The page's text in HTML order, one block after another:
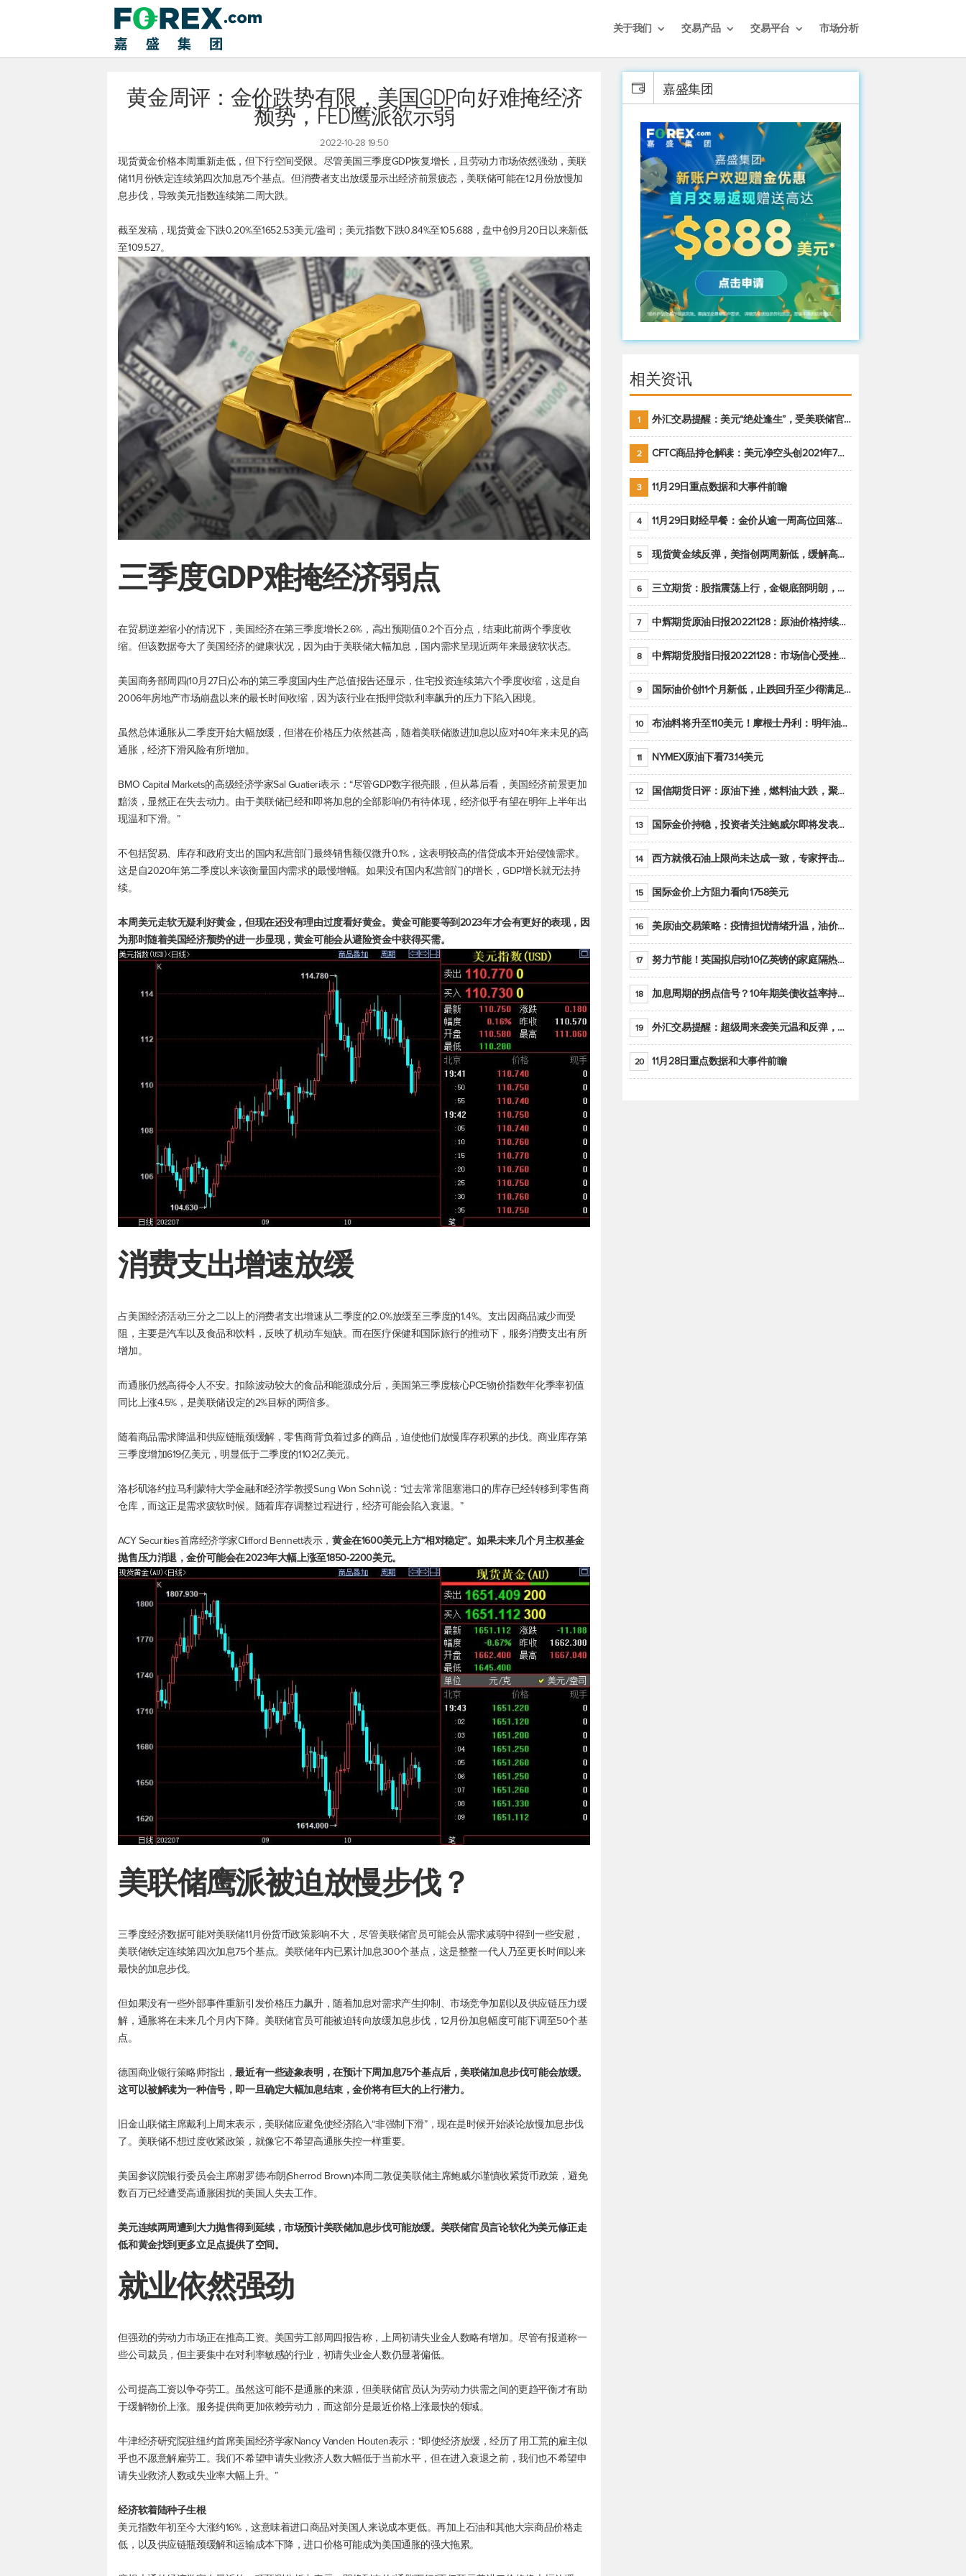
关于我们 交易产品 交易平台 市场分析
黄金周评：金价跌势有限，美国GDP向好难掩经济
颓势，FED鹰派欲示弱
2022-10-28 19:50
现货黄金价格本周重新走低，但下行空间受限。尽管美国三季度GDP恢复增长，且劳动力市场依然强劲，美联
储11月份铁定连续第四次加息75个基点。但消费者支出放缓显示出经济前景疲态，美联储可能在12月份放慢加
息步伐，导致美元指数连续第二周大跌。
截至发稿，现货黄金下跌0.20%至1652.53美元/盎司； 美元指数下跌0.84%至105.688，盘中创9月20日以来新低
至109.527。
三季度GDP难掩经济弱点
在贸易逆差缩小的情况下，美国经济在第三季度增长2.6%，高出预期值0.2个百分点，结束此前两个季度收
缩。但该数据夸大了美国经济的健康状况，因为由于美联储大幅加息，国内需求呈现近两年来最疲软状态。
美国商务部周四(10月27日)公布的第三季度国内生产总值报告还显示，住宅投资连续第六个季度收缩，这是自
2006年房地产市场崩盘以来的最长时间收缩，因为该行业在抵押贷款利率飙升的压力下陷入困境。
虽然总体通胀从二季度开始大幅放缓，但潜在价格压力依然甚高，随着美联储激进加息以应对40年来未见的高
通胀，经济下滑风险有所增加。
BMO Capital Markets的高级经济学家Sal Guatieri表示：“尽管GDP数字很亮眼，但从幕后看，美国经济前景更加
黯淡，显然正在失去动力。由于美联储已经和即将加息的全部影响仍有待体现，经济似乎有望在明年上半年出
现温和下滑。”
不包括贸易、库存和政府支出的国内私营部门最终销售额仅微升0.1%，这表明较高的借贷成本开始侵蚀需求。
这是自2020年第二季度以来该衡量国内需求的最慢增幅。如果没有国内私营部门的增长，GDP增长就无法持
续。
本周美元走软无疑利好黄金，但现在还没有理由过度看好黄金。黄金可能要等到2023年才会有更好的表现，因
为那时随着美国经济颓势的进一步显现，黄金可能会从避险资金中获得买需。
消费支出增速放缓
占美国经济活动三分之二以上的消费者支出增速从二季度的2.0%放缓至三季度的1.4%。支出因商品减少而受
阻，主要是汽车以及食品和饮料，反映了机动车短缺。而在医疗保健和国际旅行的推动下，服务消费支出有所
增加。
而通胀仍然高得令人不安。扣除波动较大的食品和能源成分后，美国第三季度核心PCE物价指数年化季率初值
同比上涨4.5%，是美联储设定的2%目标的两倍多。
随着商品需求降温和供应链瓶颈缓解，零售商背负着过多的商品，迫使他们放慢库存积累的步伐。商业库存第
三季度增加619亿美元，明显低于二季度的1102亿美元。
洛杉矶洛约拉马利蒙特大学金融和经济学教授Sung Won Sohn说：“过去常常阻塞港口的库存已经转移到零售商
仓库，而这正是需求疲软时候。随着库存调整过程进行，经济可能会陷入衰退。”
ACY Securities首席经济学家Clifford Bennett表示，黄金在1600美元上方“相对稳定”。如果未来几个月主权基金
抛售压力消退，金价可能会在2023年大幅上涨至1850-2200美元。
美联储鹰派被迫放慢步伐？
三季度经济数据可能对美联储11月份货币政策影响不大，尽管美联储官员可能会从需求减弱中得到一些安慰，
美联储铁定连续第四次加息75个基点。美联储年内已累计加息300个基点，这是整整一代人乃至更长时间以来
最快的加息步伐。
但如果没有一些外部事件重新引发价格压力飙升，随着加息对需求产生抑制、市场竞争加剧以及供应链压力缓
解，通胀将在未来几个月内下降。美联储官员可能被迫转向放缓加息步伐，12月份加息幅度可能下调至50个基
点。
德国商业银行策略师指出，最近有一些迹象表明，在预计下周加息75个基点后，美联储加息步伐可能会放缓。
这可以被解读为一种信号，即一旦确定大幅加息结束，金价将有巨大的上行潜力。
旧金山联储主席戴利上周末表示，美联储应避免使经济陷入“非强制下滑”，现在是时候开始谈论放慢加息步伐
了。美联储不想过度收紧政策，就像它不希望高通胀失控一样重要。
美国参议院银行委员会主席谢罗德·布朗(Sherrod Brown)本周二敦促美联储主席鲍威尔谨慎收紧货币政策，避免
数百万已经遭受高通胀困扰的美国人失去工作。
美元连续两周遭到大力抛售得到延续，市场预计美联储加息步伐可能放缓。美联储官员言论软化为美元修正走
低和黄金找到更多立足点提供了空间。
就业依然强劲
但强劲的劳动力市场正在推高工资。美国劳工部周四报告称，上周初请失业金人数略有增加。尽管有报道称一
些公司裁员，但主要集中在对利率敏感的行业，初请失业金人数仍显著偏低。
公司提高工资以争夺劳工。虽然这可能不是通胀的来源，但美联储官员认为劳动力供需之间的更趋平衡才有助
于缓解物价上涨。服务提供商更加依赖劳动力，而这部分是最近价格上涨最快的领域。
牛津经济研究院驻纽约首席美国经济学家Nancy Vanden Houten表示：“即使经济放缓，经历了用工荒的雇主似
乎也不愿意解雇劳工。我们不希望申请失业救济人数大幅低于当前水平，但在进入衰退之前，我们也不希望申
请失业救济人数或失业率大幅上升。”
经济软着陆种子生根
美元指数年初至今大涨约16%，这意味着进口商品对美国人来说成本更低。再加上石油和其他大宗商品价格走
低，以及供应链瓶颈缓解和运输成本下降，进口价格可能成为美国通胀的强大拖累。
嘉盛集团
相关资讯
1 外汇交易提醒：美元“绝处逢生”，受美联储官员鹰派讲话支撑
2 CFTC商品持仓解读：美元净空头创2021年7月以来最大，黄金期货投机性净多头头寸减少
3 11月29日重点数据和大事件前瞻
4 11月29日财经早餐：金价从逾一周高位回落，美联储官员重申鹰派立场推动美元回升
5 现货黄金续反弹，美指创两周新低，缓解高通胀美国须治本
6 三立期货：股指震荡上行，金银底部明朗，原油偏弱走势(20221128收评)
7 中辉期货原油日报20221128：原油价格持续下降，市场关注OPEC+新一轮产能政策
8 中辉期货股指日报20221128：市场信心受挫，股指全线回调
9 国际油价创11个月新低，止跌回升至少得满足二大条件之一
10 布油料将升至110美元！摩根士丹利：明年油市面临七大不确定性
11 NYMEX原油下看73.14美元
12 国信期货日评：原油下挫，燃料油大跌，聚烯烃谨慎回调
13 国际金价持稳，投资者关注鲍威尔即将发表的讲话
14 西方就俄石油上限尚未达成一致，专家抨击限价是无用功
15 国际金价上方阻力看向1758美元
16 美原油交易策略：疫情担忧情绪升温，油价跌创年内新低
17 努力节能！英国拟启动10亿英镑的家庭隔热工程 减少能源消耗
18 加息周期的拐点信号？10年期美债收益率持续低于联邦基金利率目标区间
19 外汇交易提醒：超级周来袭美元温和反弹，警惕筑底可能性
20 11月28日重点数据和大事件前瞻